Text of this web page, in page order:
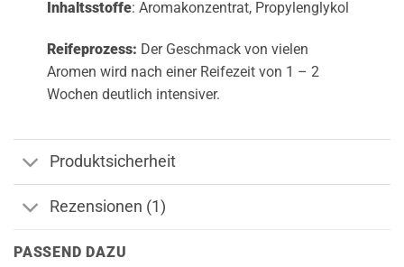
Inhaltsstoffe: Aromakonzentrat, Propylenglykol
Reifeprozess: Der Geschmack von vielen
Aromen wird nach einer Reifezeit von 1 – 2
Wochen deutlich intensiver.
Produktsicherheit
Rezensionen (1)
PASSEND DAZU